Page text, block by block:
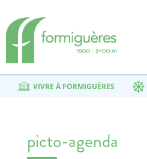
VIVRE À FORMIGUÈRES
picto-agenda